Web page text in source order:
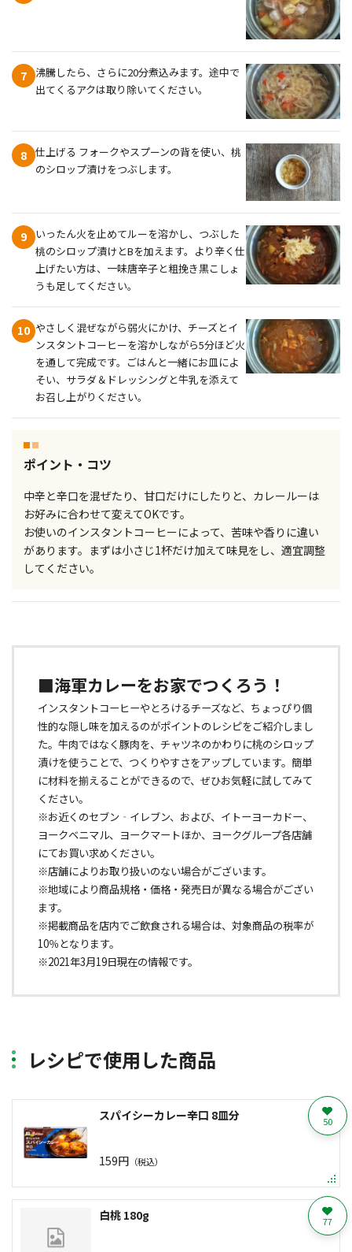
7
沸騰したら、さらに20分煮込みます。途中で
出てくるアクは取り除いてください。
8 仕上げる フォークやスプーンの背を使い、桃
のシロップ漬けをつぶします。
9
いったん火を止めてルーを溶かし、つぶした
桃のシロップ漬けとBを加えます。より辛く仕
上げたい方は、一味唐辛子と粗挽き黒こしょ
うも足してください。
10 やさしく混ぜながら弱火にかけ、チーズとイ
ンスタントコーヒーを溶かしながら5分ほど火
を通して完成です。ごはんと一緒にお皿によ
そい、サラダ＆ドレッシングと牛乳を添えて
お召し上がりください。
ポイント・コツ
中辛と辛口を混ぜたり、甘口だけにしたりと、カレールーは
お好みに合わせて変えてOKです。
お使いのインスタントコーヒーによって、苦味や香りに違い
があります。まずは小さじ1杯だけ加えて味見をし、適宜調整
してください。
■海軍カレーをお家でつくろう！
インスタントコーヒーやとろけるチーズなど、ちょっぴり個
性的な隠し味を加えるのがポイントのレシピをご紹介しまし
た。牛肉ではなく豚肉を、チャツネのかわりに桃のシロップ
漬けを使うことで、つくりやすさをアップしています。簡単
に材料を揃えることができるので、ぜひお気軽に試してみて
ください。
※お近くのセブン‐イレブン、および、イトーヨーカドー、
ヨークベニマル、ヨークマートほか、ヨークグループ各店舗
にてお買い求めください。
※店舗によりお取り扱いのない場合がございます。
※地域により商品規格・価格・発売日が異なる場合がござい
ます。
※掲載商品を店内でご飲食される場合は、対象商品の税率が
10％となります。
※2021年3月19日現在の情報です。
レシピで使用した商品
スパイシーカレー辛口 8皿分
159円 （税込）
50
白桃 180g 77